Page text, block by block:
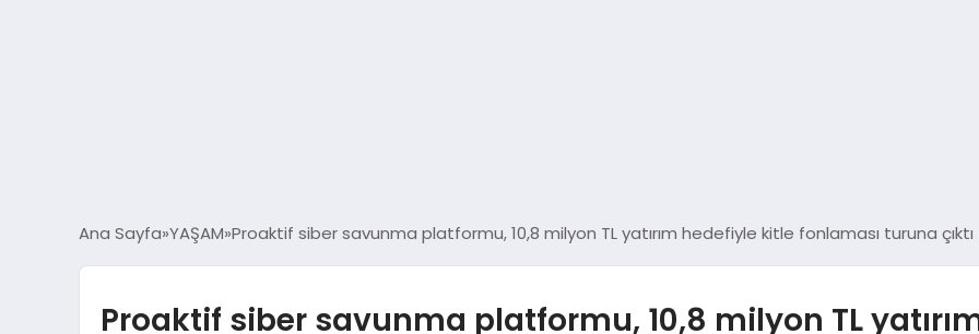
Ana Sayfa YAŞAM Proaktif siber savunma platformu, 10,8 milyon TL yatırım hedefiyle kitle fonlaması turuna çıktı
Proaktif siber savunma platformu, 10,8 milyon TL